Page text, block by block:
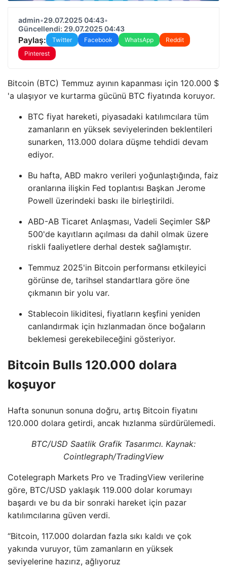
admin•29.07.2025 04:43•
Güncellendi: 29.07.2025 04:43
Paylaş: Twitter Facebook WhatsApp
Reddit
Pinterest
Bitcoin (BTC) Temmuz ayının kapanması için 120.000 $
'a ulaşıyor ve kurtarma gücünü BTC fiyatında koruyor.
BTC fiyat hareketi, piyasadaki katılımcılara tüm
zamanların en yüksek seviyelerinden beklentileri
sunarken, 113.000 dolara düşme tehdidi devam
ediyor.
Bu hafta, ABD makro verileri yoğunlaştığında, faiz
oranlarına ilişkin Fed toplantısı Başkan Jerome
Powell üzerindeki baskı ile birleştirildi.
ABD-AB Ticaret Anlaşması, Vadeli Seçimler S&P
500'de kayıtların açılması da dahil olmak üzere
riskli faaliyetlere derhal destek sağlamıştır.
Temmuz 2025'in Bitcoin performansı etkileyici
görünse de, tarihsel standartlara göre öne
çıkmanın bir yolu var.
Stablecoin likiditesi, fiyatların keşfini yeniden
canlandırmak için hızlanmadan önce boğaların
beklemesi gerekebileceğini gösteriyor.
Bitcoin Bulls 120.000 dolara
koşuyor
Hafta sonunun sonuna doğru, artış Bitcoin fiyatını
120.000 dolara getirdi, ancak hızlanma sürdürülemedi.
BTC/USD Saatlik Grafik Tasarımcı. Kaynak:
Cointlegraph/TradingView
Cotelegraph Markets Pro ve TradingView verilerine
göre, BTC/USD yaklaşık 119.000 dolar korumayı
başardı ve bu da bir sonraki hareket için pazar
katılımcılarına güven verdi.
“Bitcoin, 117.000 dolardan fazla sıkı kaldı ve çok
yakında vuruyor, tüm zamanların en yüksek
seviyelerine hazırız, ağlıyoruz